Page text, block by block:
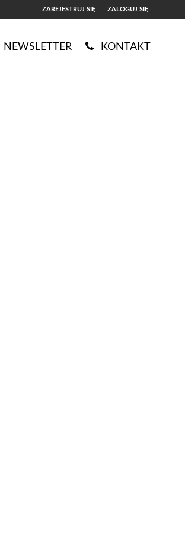
ZAREJESTRUJ SIĘ ZALOGUJ SIĘ
NEWSLETTER KONTAKT